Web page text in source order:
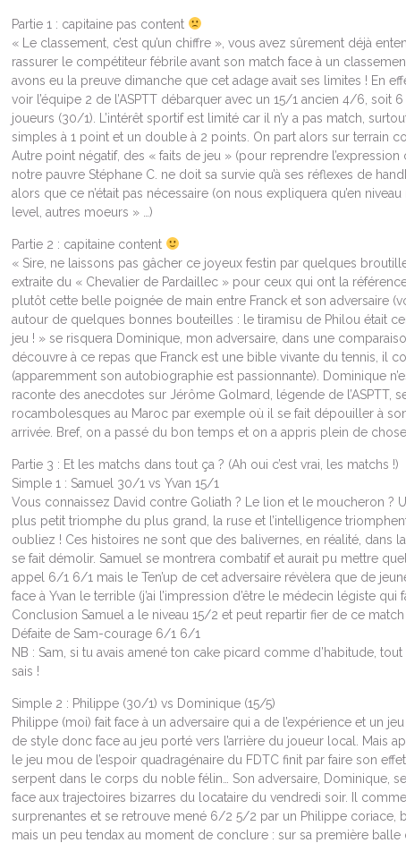
Partie 1 : capitaine pas content
« Le classement, c’est qu’un chiffre », vous avez sûrement déjà
rassurer le compétiteur fébrile avant son match face à un
avons eu la preuve dimanche que cet adage avait ses limites ! En
voir l’équipe 2 de l’ASPTT débarquer avec un 15/1 ancien 4/6, soit
joueurs (30/1). L’intérêt sportif est limité car il n’y a pas match,
simples à 1 point et un double à 2 points. On part alors sur terrain
Autre point négatif, des « faits de jeu » (pour reprendre
notre pauvre Stéphane C. ne doit sa survie qu’à ses réflexes de
alors que ce n’était pas nécessaire (on nous expliquera qu’en
level, autres moeurs » …)
Partie 2 : capitaine content
« Sire, ne laissons pas gâcher ce joyeux festin par quelques
extraite du « Chevalier de Pardaillec » pour ceux qui ont la
plutôt cette belle poignée de main entre Franck et son adversaire
autour de quelques bonnes bouteilles : le tiramisu de Philou était
jeu ! » se risquera Dominique, mon adversaire, dans une
découvre à ce repas que Franck est une bible vivante du tennis, il
(apparemment son autobiographie est passionnante). Dominique
raconte des anecdotes sur Jérôme Golmard, légende de l’ASPTT,
rocambolesques au Maroc par exemple où il se fait dépouiller à
arrivée. Bref, on a passé du bon temps et on a appris plein de
Partie 3 : Et les matchs dans tout ça ? (Ah oui c’est vrai, les matchs !)
Simple 1 : Samuel 30/1 vs Yvan 15/1
Vous connaissez David contre Goliath ? Le lion et le moucheron ?
plus petit triomphe du plus grand, la ruse et l’intelligence
oubliez ! Ces histoires ne sont que des balivernes, en réalité, dans
se fait démolir. Samuel se montrera combatif et aurait pu mettre
appel 6/1 6/1 mais le Ten’up de cet adversaire révèlera que de
face à Yvan le terrible (j’ai l’impression d’être le médecin légiste qui
Conclusion Samuel a le niveau 15/2 et peut repartir fier de ce match
Défaite de Sam-courage 6/1 6/1
NB : Sam, si tu avais amené ton cake picard comme d’habitude,
sais !
Simple 2 : Philippe (30/1) vs Dominique (15/5)
Philippe (moi) fait face à un adversaire qui a de l’expérience et un
de style donc face au jeu porté vers l’arrière du joueur local. Mais
le jeu mou de l’espoir quadragénaire du FDTC finit par faire son
serpent dans le corps du noble félin… Son adversaire, Dominique,
face aux trajectoires bizarres du locataire du vendredi soir. Il
surprenantes et se retrouve mené 6/2 5/2 par un Philippe coriace,
mais un peu tendax au moment de conclure : sur sa première balle